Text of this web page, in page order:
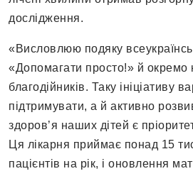
дослідження.
«Висловлюю подяку
«Допомагати просто!» й окремо
благодійників. Таку ініціативу
підтримувати, а й активно
здоров’я наших дітей є
Ця лікарня приймає понад 15
пацієнтів на рік, і оновлення